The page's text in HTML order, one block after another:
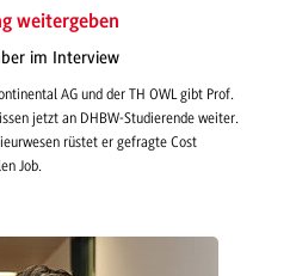
weitergeben
im Interview
AG und der TH OWL gibt Prof.
jetzt an DHBW-Studierende weiter.
rüstet er gefragte Cost
Job.